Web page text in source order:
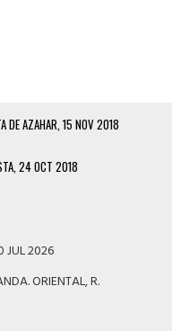
DE AZAHAR, 15 NOV 2018
24 OCT 2018
JUL 2026
ORIENTAL, R.